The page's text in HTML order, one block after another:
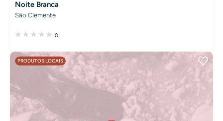
Noite Branca
São Clemente
0
PRODUTOS LOCAIS